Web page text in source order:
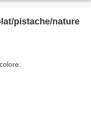
pistache/nature